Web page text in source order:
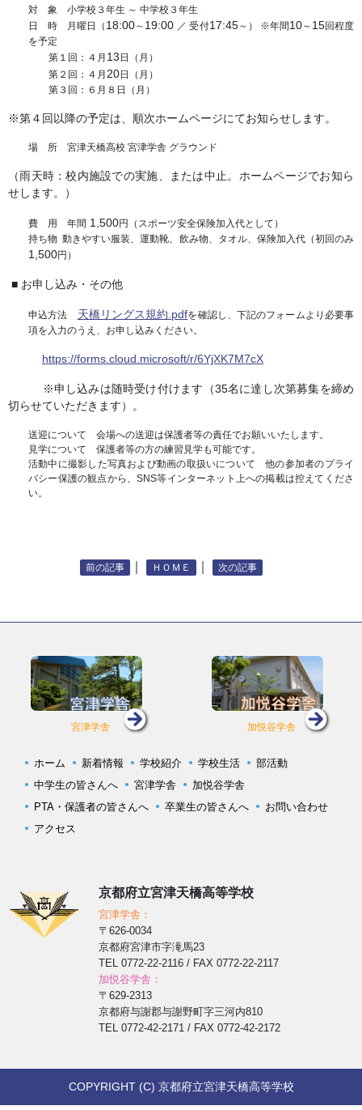
対 象 小学校３年生 ～ 中学校３年生
日 時 月曜日（ 18:00～ 19:00 ／ 受付17:45～） ※年間10～ 15回程度
を予定
第１回：４月 13 日（月）
第２回：４月 20日（月）
第３回：６月８日（月）
※第４回以降の予定は、順次ホームページにてお知らせします。
場 所 宮津天橋高校 宮津学舎 グラウンド
（雨天時：校内施設での実施、または中止。ホームページでお知ら
せします。）
費 用 年間 1,500円（スポーツ安全保険加入代として）
持ち物 動きやすい服装、運動靴、飲み物、タオル、保険加入代（初回のみ
1,500円）
■ お申し込み・その他
申込方法 天橋リングス規約.pdfを確認し、下記のフォームより必要事
項を入力のうえ、お申し込みください。
https://forms.cloud.microsoft/r/6YjXK7M7cX
※申し込みは随時受け付けます（35名に達し次第募集を締め
切らせていただきます）。
送迎について 会場への送迎は保護者等の責任でお願いいたします。
見学について 保護者等の方の練習見学も可能です。
活動中に撮影した写真および動画の取扱いについて 他の参加者のプライ
バシー保護の観点から、SNS等インターネット上への掲載は控えてくださ
い。
前の記事 ＨＯＭＥ 次の記事
宮津学舎 加悦谷学舎
ホーム 新着情報 学校紹介 学校生活
部活動
中学生の皆さんへ
宮津学舎
加悦谷学舎
PTA・保護者の皆さんへ
卒業生の皆さんへ
お問い合わせ
アクセス
京都府立宮津天橋高等学校
宮津学舎：
〒626-0034
京都府宮津市字滝馬23
TEL 0772-22-2116 / FAX 0772-22-2117
加悦谷学舎：
〒629-2313
京都府与謝郡与謝野町字三河内810
TEL 0772-42-2171 / FAX 0772-42-2172
COPYRIGHT (C) 京都府立宮津天橋高等学校